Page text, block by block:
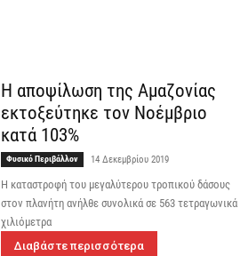
Η αποψίλωση της Αμαζονίας
εκτοξεύτηκε τον Νοέμβριο
κατά 103%
Φυσικό Περιβάλλον 14 Δεκεμβρίου 2019
Η καταστροφή του μεγαλύτερου τροπικού δάσους
στον πλανήτη ανήλθε συνολικά σε 563 τετραγωνικά
χιλιόμετρα
Διαβάστε περισσότερα